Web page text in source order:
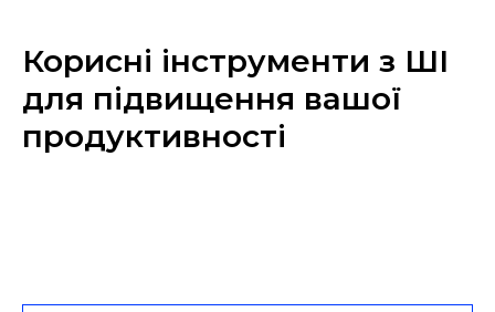
Корисні інструменти з ШІ
для підвищення вашої
продуктивності